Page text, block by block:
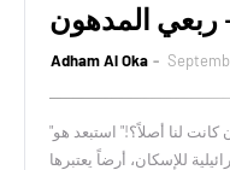
- ربعي المدهون
Adham Al Oka
"هل نشتري قطعة أرض في حارة دهمان كانت لنا أصلاً؟!" استبعد هو
للإسكان، أرضاً يعتبرها